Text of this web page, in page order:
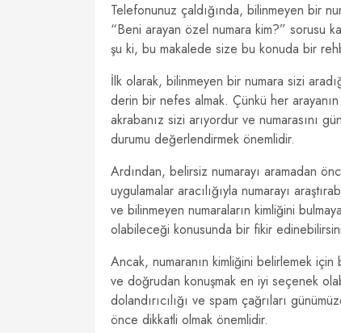
Telefonunuz çaldığında, bilinmeyen bir
“Beni arayan özel numara kim?” sorusu
şu ki, bu makalede size bu konuda bir
İlk olarak, bilinmeyen bir numara sizi
derin bir nefes almak. Çünkü her
akrabanız sizi arıyordur ve numarasını
durumu değerlendirmek önemlidir.
Ardından, belirsiz numarayı aramadan
uygulamalar aracılığıyla numarayı
ve bilinmeyen numaraların kimliğini
olabileceği konusunda bir fikir
Ancak, numaranın kimliğini belirlemek
ve doğrudan konuşmak en iyi seçenek
dolandırıcılığı ve spam çağrıları
önce dikkatli olmak önemlidir.